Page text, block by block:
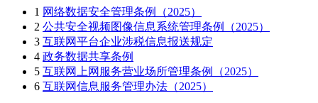
1 网络数据安全管理条例（2025）
2 公共安全视频图像信息系统管理条例（2025）
3 互联网平台企业涉税信息报送规定
4 政务数据共享条例
5 互联网上网服务营业场所管理条例（2025）
6 互联网信息服务管理办法（2025）